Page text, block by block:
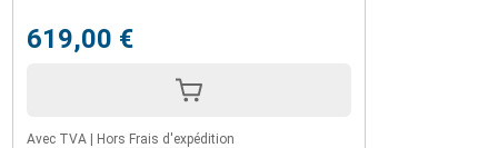
619,00 €
Avec TVA Hors Frais d'expédition